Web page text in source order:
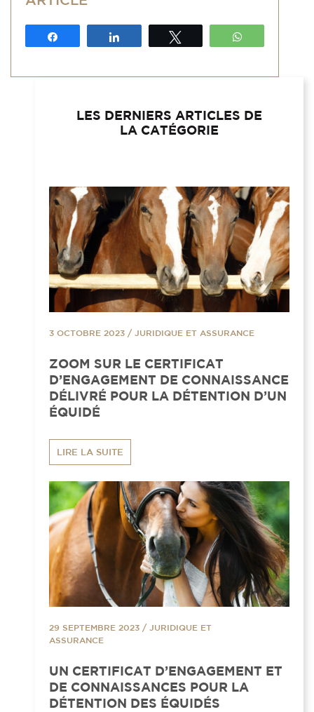
LES DERNIERS ARTICLES DE
LA CATÉGORIE
3 OCTOBRE 2023 / JURIDIQUE ET ASSURANCE
ZOOM SUR LE CERTIFICAT
D’ENGAGEMENT DE CONNAISSANCE
DÉLIVRÉ POUR LA DÉTENTION D’UN
ÉQUIDÉ
LIRE LA SUITE
29 SEPTEMBRE 2023 / JURIDIQUE ET
ASSURANCE
UN CERTIFICAT D’ENGAGEMENT ET
DE CONNAISSANCES POUR LA
DÉTENTION DES ÉQUIDÉS